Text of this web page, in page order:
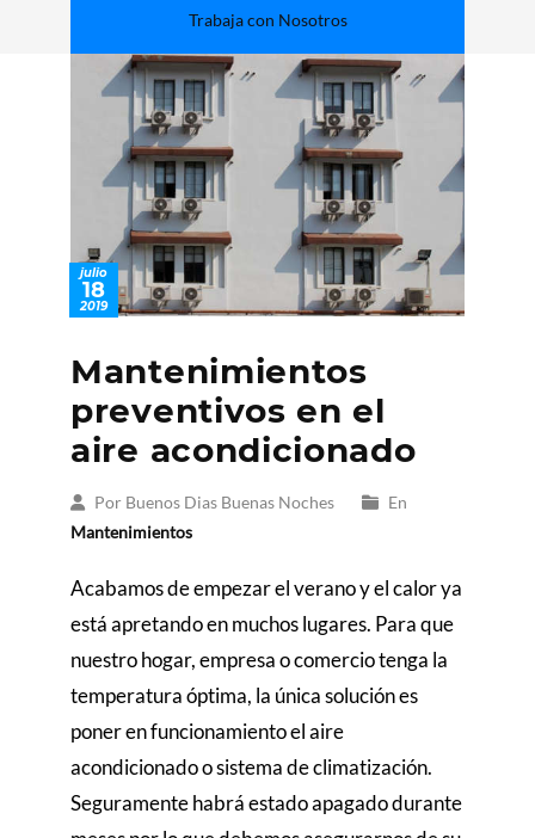
Trabaja con Nosotros
julio
18
2019
Mantenimientos
preventivos en el
aire acondicionado
Por Buenos Dias Buenas Noches
En
Mantenimientos
Acabamos de empezar el verano y el calor ya
está apretando en muchos lugares. Para que
nuestro hogar, empresa o comercio tenga la
temperatura óptima, la única solución es
poner en funcionamiento el aire
acondicionado o sistema de climatización.
Seguramente habrá estado apagado durante